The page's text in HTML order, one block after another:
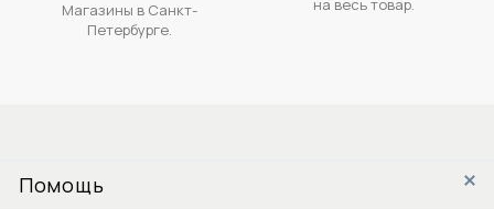
Магазины в Санкт-
Петербурге.
на весь товар.
Помощь